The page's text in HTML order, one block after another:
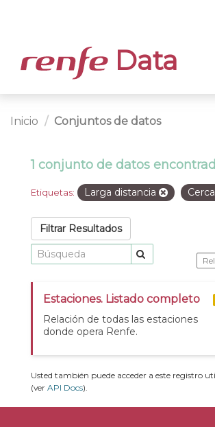
Data
Inicio Conjuntos de datos
1 conjunto de datos
Etiquetas: Larga distancia
Filtrar Resultados
Estaciones. Listado completo
Relación de todas las estaciones
donde opera Renfe.
Usted también puede acceder a este registro
(ver API Docs).